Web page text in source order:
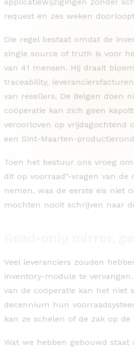
request en zes weken
Die regel bestaat omdat de
single source of truth is voor
van 41 mensen. Hij draait
traceability,
van resellers. De Belgen doen
coöperatie kan zich geen
veroorloven op vrijdagochtend
een Sint-Maarten-
Toen het bestuur ons vroeg
dit op voorraad"-vragen van de
nemen, was de eerste eis niet
mochten nooit schrijven naar
Veel leveranciers zouden
inventory-module te
van de coöperatie kan het niet
decennium hun
kan ze schelen of de zak op
Wat we hebben gebouwd staat